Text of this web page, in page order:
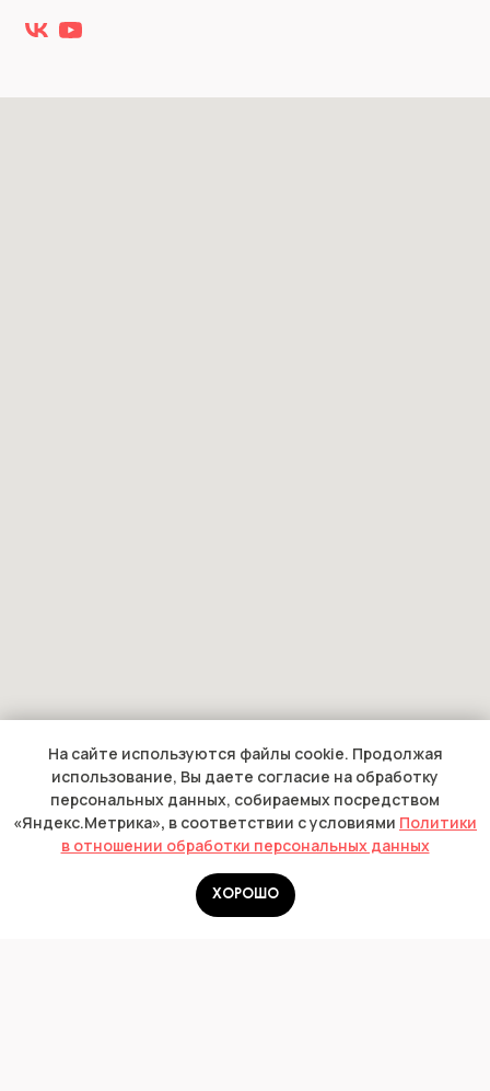
На сайте используются файлы cookie. Продолжая
использование, Вы даете согласие на обработку
персональных данных, собираемых посредством
«Яндекс.Метрика», в соответствии с условиями Политики
в отношении обработки персональных данных
ХОРОШО